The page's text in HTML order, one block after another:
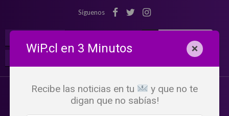
Síguenos
WiP.cl en 3 Minutos ×
Recibe las noticias en tu
y que no te
digan que no sabías!